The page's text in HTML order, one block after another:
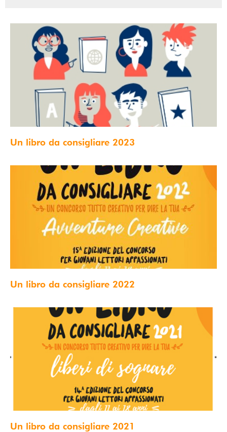
Un libro da consigliare 2023
Un libro da consigliare 2022
Un libro da consigliare 2021